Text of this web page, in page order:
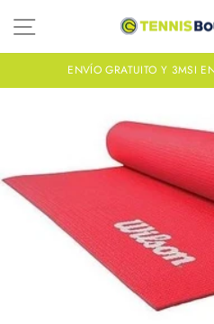
directamente
al
NAVEGACIÓN
ENVÍO GRATUITO Y 3MSI